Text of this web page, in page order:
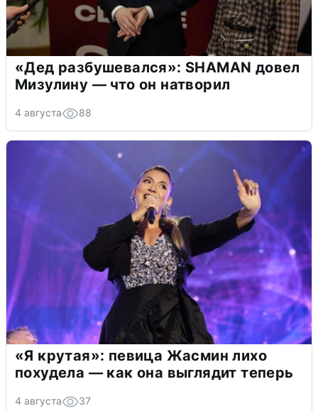
«Дед разбушевался»: SHAMAN довел
Мизулину — что он натворил
4 августа 88
«Я крутая»: певица Жасмин лихо
похудела — как она выглядит теперь
4 августа 37